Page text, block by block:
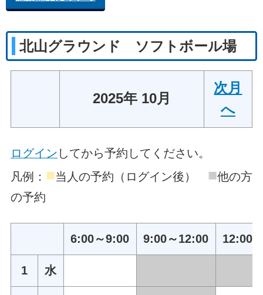
北山グラウンド ソフトボール場
2025年 10月
次月
へ
ログイン してから予約してください。
凡例： ■当人の予約（ログイン後） ■他の方
の予約
6:00～9:00 9:00～12:00 12:00
1 水